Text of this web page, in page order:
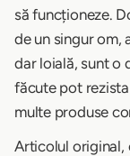
să funcționeze.
de un singur om,
dar loială, sunt o
făcute pot
multe produse
Articolul original,